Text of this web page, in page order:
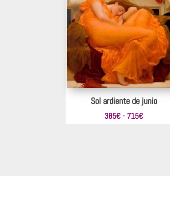
Sol ardiente de junio
385€ - 715€Rango